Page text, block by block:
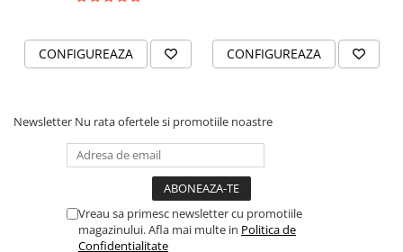
PLACUTE INFORMATIVE
TRICOURI MĂRCI AUTO
TRICOURI AUDI
TRICOURI DACIA
TRICOURI FORD
CONFIGUREAZA CONFIGUREAZA
Newsletter Nu rata ofertele si promotiile noastre
Vreau sa primesc newsletter cu promotiile
magazinului. Afla mai multe in Politica de
Confidentialitate